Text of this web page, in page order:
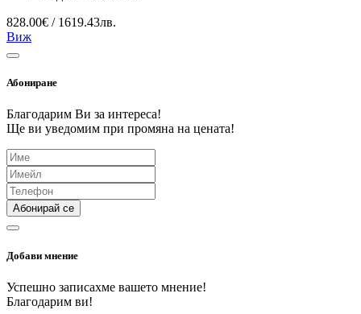
828.00€ / 1619.43лв.
Виж
Абониране
Благодарим Ви за интереса!
Ще ви уведомим при промяна на цената!
Абонирай се
Добави мнение
Успешно записахме вашето мнение!
Благодарим ви!